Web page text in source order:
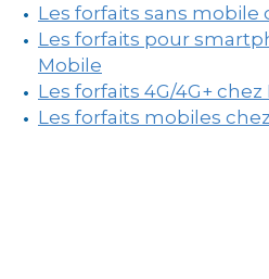
Les forfaits sans mobile
Les forfaits pour
Mobile
Les forfaits 4G/4G+
Les forfaits mobiles